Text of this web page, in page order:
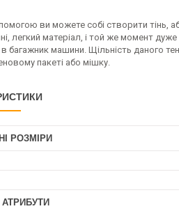
ви можете собі створити тінь,
легкий матеріал, і той же момент
багажник машини. Щільність даного
пакеті або мішку.
РОЗМІРИ